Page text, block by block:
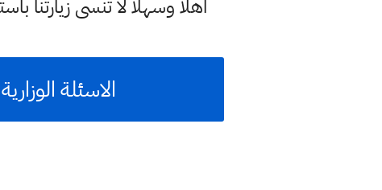
اهلا وسهلالا تنسى زيارتنا
الاسئلة الوزارية للعام الدراسي